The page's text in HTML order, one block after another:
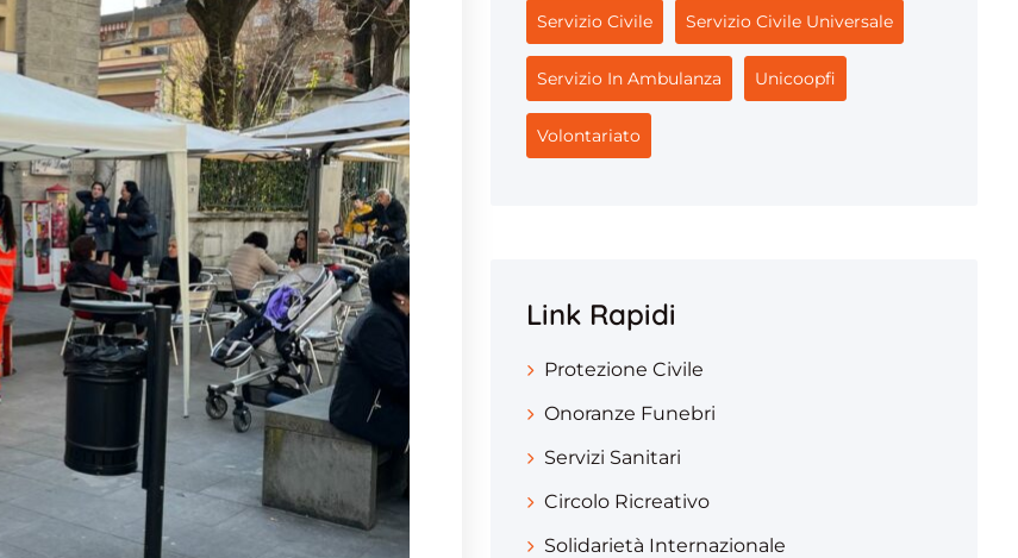
Servizio Civile Servizio Civile Universale
Servizio In Ambulanza Unicoopfi
Volontariato
Link Rapidi
Protezione Civile
Onoranze Funebri
Servizi Sanitari
Circolo Ricreativo
Solidarietà Internazionale